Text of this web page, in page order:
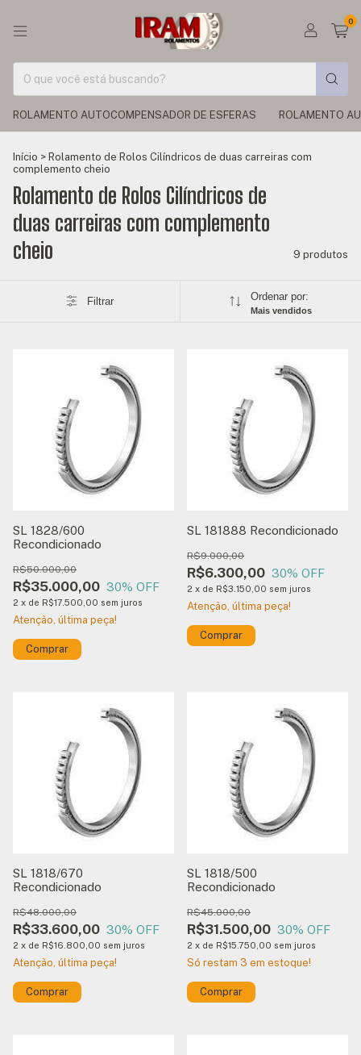
0
ROLAMENTO AUTOCOMPENSADOR DE ESFERAS ROLAMENTO
Início > Rolamento de Rolos Cilíndricos de duas carreiras com
complemento cheio
Rolamento de Rolos Cilíndricos de
duas carreiras com complemento
cheio
9 produtos
Filtrar Ordenar por:
Mais vendidos
SL 1828/600
Recondicionado
R$35.000,00
R$50.000,00
30% OFF
2 x de R$17.500,00 sem juros
Atenção, última peça!
SL 181888 Recondicionado
R$6.300,00
R$9.000,00
30% OFF
2 x de R$3.150,00 sem juros
Atenção, última peça!
SL 1818/670
Recondicionado
R$33.600,00
R$48.000,00
30% OFF
2 x de R$16.800,00 sem juros
Atenção, última peça!
SL 1818/500
Recondicionado
R$31.500,00
R$45.000,00
30% OFF
2 x de R$15.750,00 sem juros
Só restam 3 em estoque!